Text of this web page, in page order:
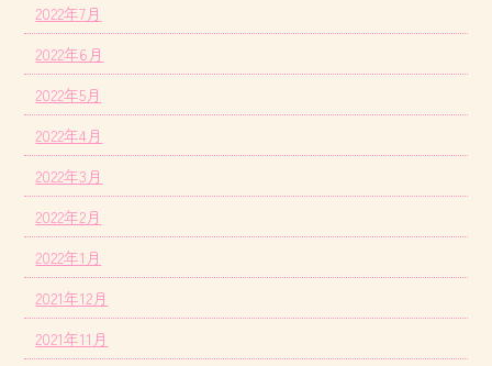
2022年7月
2022年6月
2022年5月
2022年4月
2022年3月
2022年2月
2022年1月
2021年12月
2021年11月